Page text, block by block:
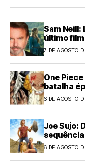
Sam Neill:
último
7 DE AGOSTO
One
batalha
6 DE AGOSTO
Joe Sujo:
6 DE AGOSTO